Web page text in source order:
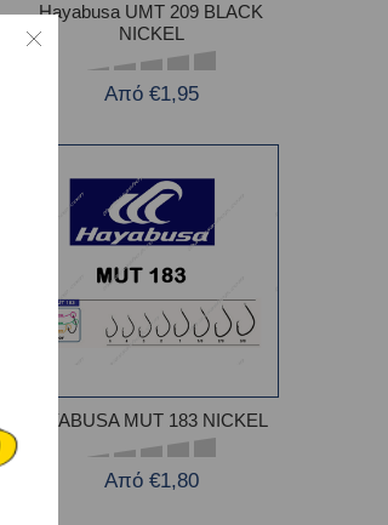
Hayabusa UMT 209 BLACK
NICKEL
Από €1,95
HYABUSA MUT 183 NICKEL
Από €1,80